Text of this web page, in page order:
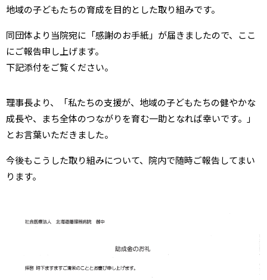
地域の子どもたちの育成を目的とした取り組みです。
同団体より当院宛に「感謝のお手紙」が届きましたので、ここ
にご報告申し上げます。
下記添付をご覧ください。
理事長より、「私たちの支援が、地域の子どもたちの健やかな
成長や、まち全体のつながりを育む一助となれば幸いです。」
とお言葉いただきました。
今後もこうした取り組みについて、院内で随時ご報告してまい
ります。